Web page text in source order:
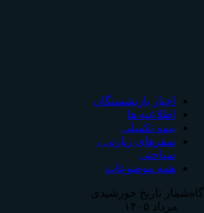
اخبار بازنشستگان
اطلاعیه ها
بیمه تکمیلی
سفرهای زیارتی ،
سیاحتی
همه موضوعات
گاه‌شمار تاریخ خورشیدی
مرداد ۱۴۰۵